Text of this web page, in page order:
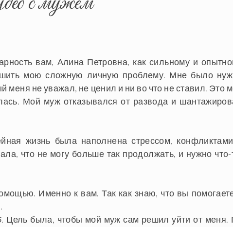
вам, Алина Петровна, как сильному и
мою сложную личную проблему. Мне было
меня не уважал, не ценил и ни во что не ставил. Это
Мой муж отказывался от развода и
жизнь была наполнена стрессом,
что не могу больше так продолжать, и нужно что-
Именно к вам. Так как знаю, что вы
. Цель была, чтобы мой муж сам решил уйти от меня.